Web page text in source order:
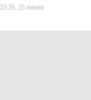
23:35, 25 липня